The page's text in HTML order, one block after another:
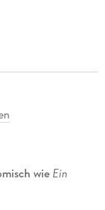
wie Ein